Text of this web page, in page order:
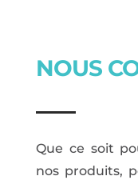
NOUS
Que ce soit
nos produits,